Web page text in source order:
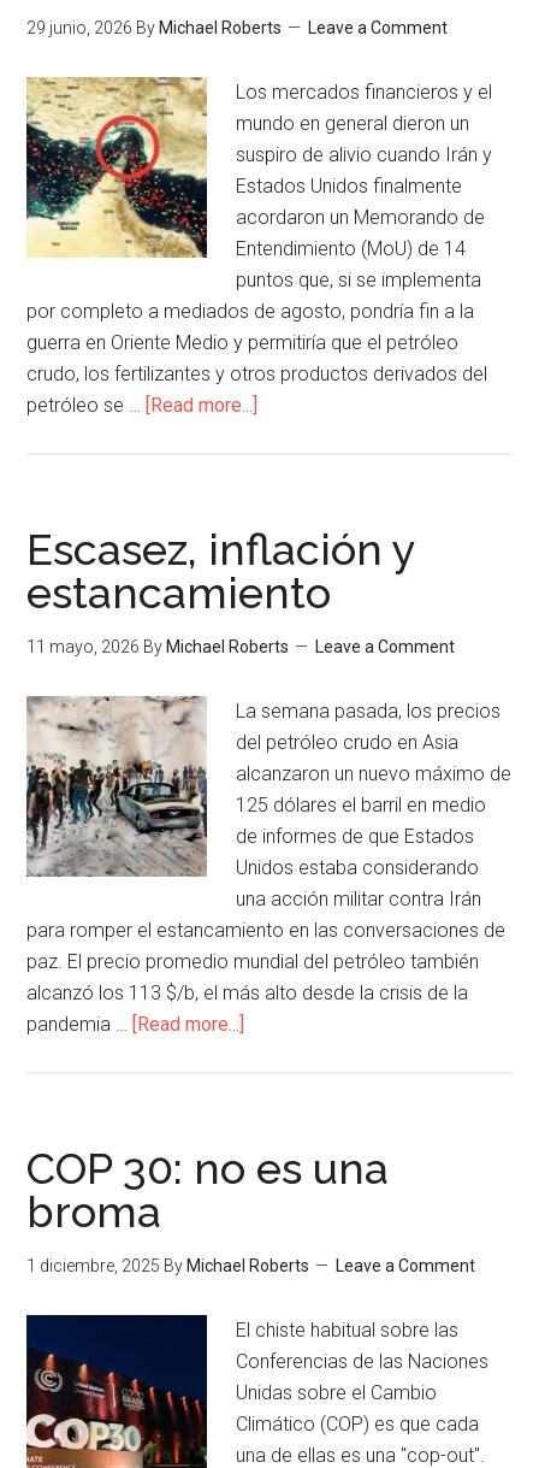
29 junio, 2026 By Michael Roberts Leave a Comment
Los mercados financieros y el
mundo en general dieron un
suspiro de alivio cuando Irán y
Estados Unidos finalmente
acordaron un Memorando de
Entendimiento (MoU) de 14
puntos que, si se implementa
por completo a mediados de agosto, pondría fin a la
guerra en Oriente Medio y permitiría que el petróleo
crudo, los fertilizantes y otros productos derivados del
petróleo se … [Read more...]
Escasez, inflación y
estancamiento
11 mayo, 2026 By Michael Roberts Leave a Comment
La semana pasada, los precios
del petróleo crudo en Asia
alcanzaron un nuevo máximo de
125 dólares el barril en medio
de informes de que Estados
Unidos estaba considerando
una acción militar contra Irán
para romper el estancamiento en las conversaciones de
paz. El precio promedio mundial del petróleo también
alcanzó los 113 $/b, el más alto desde la crisis de la
pandemia … [Read more...]
COP 30: no es una
broma
1 diciembre, 2025 By Michael Roberts Leave a Comment
El chiste habitual sobre las
Conferencias de las Naciones
Unidas sobre el Cambio
Climático (COP) es que cada
una de ellas es una "cop-out".